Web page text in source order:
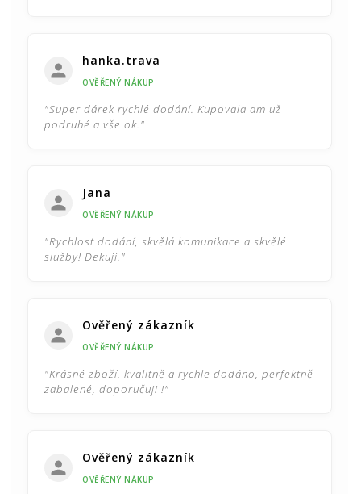
hanka.trava
OVĚŘENÝ NÁKUP
"Super dárek rychlé dodání. Kupovala am už
podruhé a vše ok."
Jana
OVĚŘENÝ NÁKUP
"Rychlost dodání, skvělá komunikace a skvělé
služby! Dekuji."
Ověřený zákazník
OVĚŘENÝ NÁKUP
"Krásné zboží, kvalitně a rychle dodáno, perfektně
zabalené, doporučuji !"
Ověřený zákazník
OVĚŘENÝ NÁKUP